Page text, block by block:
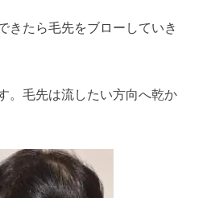
きたら毛先をブローしていき
。毛先は流したい方向へ乾か